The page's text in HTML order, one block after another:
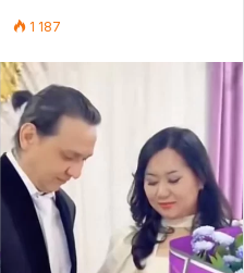
1 187